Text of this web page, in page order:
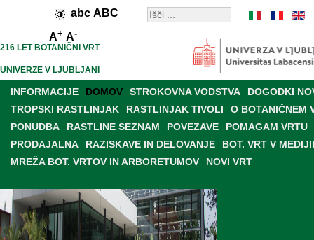
abc ABC
A+ A-
216 LET BOTANIČNI VRT
UNIVERZE V LJUBLJANI
INFORMACIJE DOMOV STROKOVNA VODSTVA
DOGODKI
TROPSKI RASTLINJAK
RASTLINJAK TIVOLI
O BOTANIČNEM
PONUDBA
RASTLINE SEZNAM POVEZAVE
POMAGAM VRTU
PRODAJALNA
RAZISKAVE IN DELOVANJE
BOT. VRT V
MREŽA BOT. VRTOV IN ARBORETUMOV
NOVI VRT